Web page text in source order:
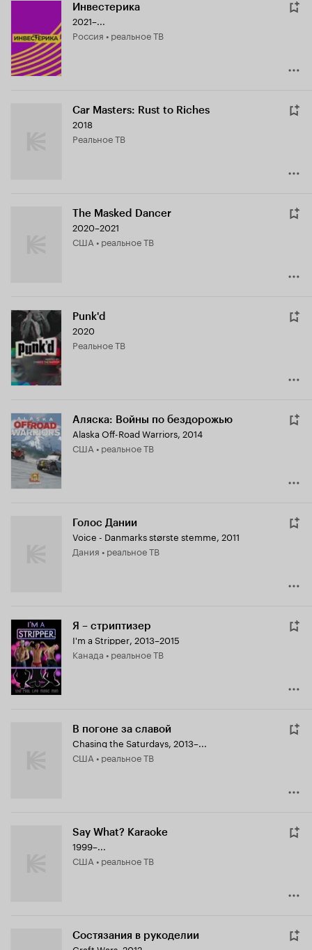
Инвестерика
2021–...
Россия • реальное ТВ
Car Masters: Rust to Riches
2018
реальное ТВ
The Masked Dancer
2020–2021
США • реальное ТВ
Punk'd
2020
реальное ТВ
Аляска: Войны по бездорожью
Alaska Off-Road Warriors, 2014
США • реальное ТВ
Голос Дании
Voice - Danmarks største stemme, 2011
Дания • реальное ТВ
Я – стриптизер
I'm a Stripper, 2013–2015
Канада • реальное ТВ
В погоне за славой
Chasing the Saturdays, 2013–...
США • реальное ТВ
Say What? Karaoke
1999–...
США • реальное ТВ
Состязания в рукоделии